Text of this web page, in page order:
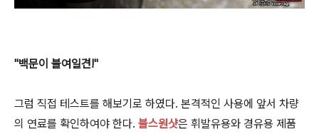
"백문이 불여일견!"
그럼 직접 테스트를 해보기로 하였다. 본격적인 사용에 앞서 차량
의 연료를 확인하여야 한다. 불스원샷은 휘발유용와 경유용 제품